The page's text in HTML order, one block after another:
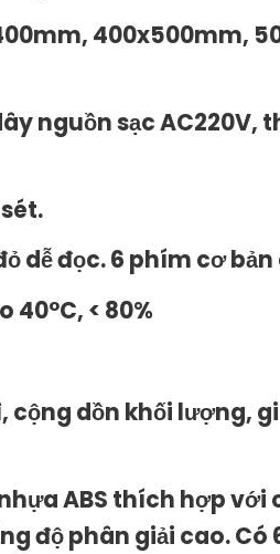
400x500mm,
nguồn sạc
dễ đọc. 6 phím cơ
40°C, < 80%
cộng dồn khối lượng,
ABS thích hợp
độ phân giải cao.